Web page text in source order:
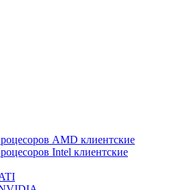
AMD клиентские
Intel клиентские